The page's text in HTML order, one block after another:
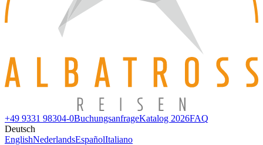
+49 9331 98304-0BuchungsanfrageKatalog 2026FAQ
Deutsch
EnglishNederlandsEspañolItaliano